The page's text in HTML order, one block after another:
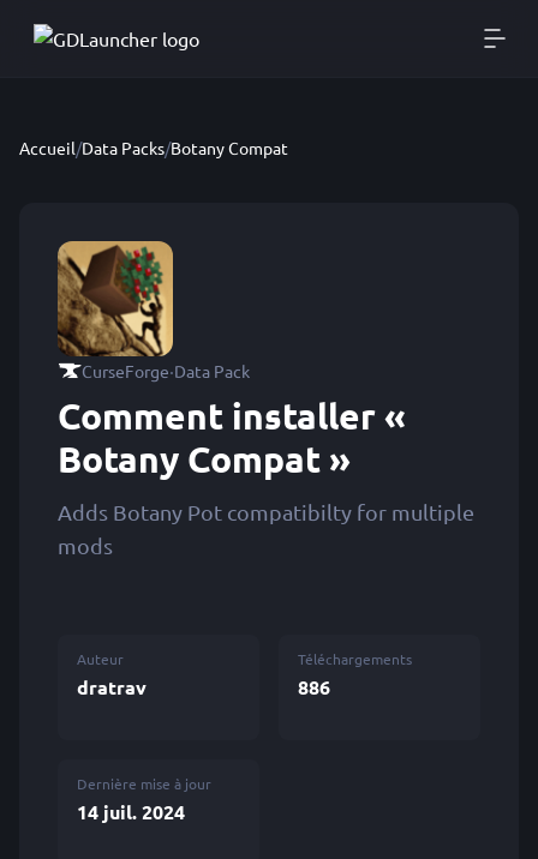
Accueil/Data Packs/Botany Compat
CurseForge·Data Pack
Comment installer «
Botany Compat »
Adds Botany Pot compatibilty for multiple
mods
Auteur
dratrav
Téléchargements
886
Dernière mise à jour
14 juil. 2024